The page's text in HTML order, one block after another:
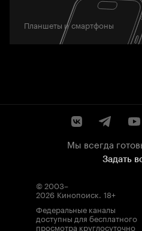
Планшеты и смартфоны
Мы всегда
Задать
© 2003–
2026 Кинопоиск. 18+
Федеральные каналы
доступны для бесплатного
просмотра круглосуточно